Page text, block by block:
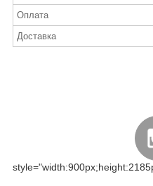
Оплата
Доставка